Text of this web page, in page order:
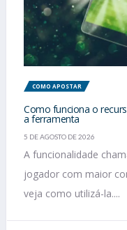
COMO APOSTAR
Como funciona o
a ferramenta
5 DE AGOSTO DE 2026
A funcionalidade
jogador com maior
veja como utilizá-la....